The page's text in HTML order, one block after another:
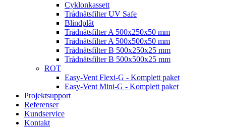
Cyklonkassett
Trådnätsfilter UV Safe
Blindplåt
Trådnätsfilter A 500x250x50 mm
Trådnätsfilter A 500x500x50 mm
Trådnätsfilter B 500x250x25 mm
Trådnätsfilter B 500x500x25 mm
ROT
Easy-Vent Flexi-G - Komplett paket
Easy-Vent Mini-G - Komplett paket
Projektsupport
Referenser
Kundservice
Kontakt